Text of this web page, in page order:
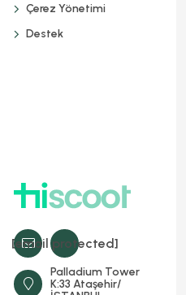
[email protected]
Palladium Tower
K:33 Ataşehir/
Çerez Yönetimi
Destek